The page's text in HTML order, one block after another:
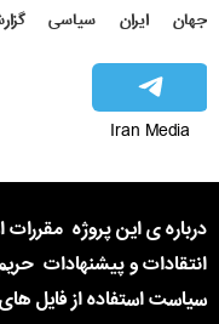
جهان ایران سیاسی
Iran Media
درباره ی این پروژه مقررات
انتقادات و پیشنهادات
سیاست استفاده از فایل